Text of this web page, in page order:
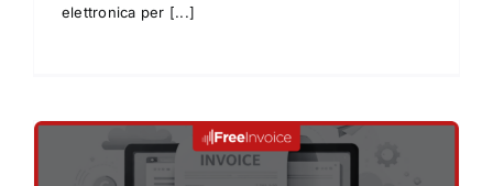
elettronica per [...]